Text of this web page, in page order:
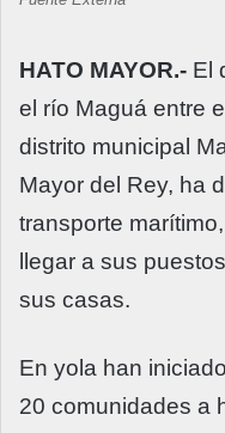
HATO MAYOR.- El
el río Maguá entre
distrito municipal
Mayor del Rey, ha
transporte
llegar a sus
sus casas.
En yola han
20 comunidades a